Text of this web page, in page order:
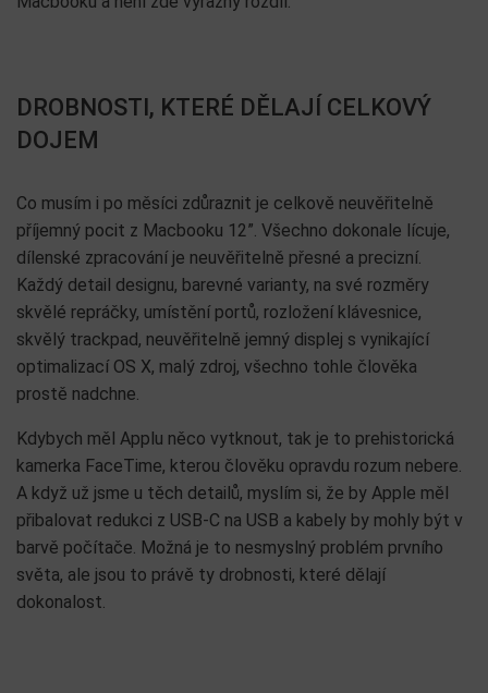
DROBNOSTI, KTERÉ DĚLAJÍ CELKOVÝ
DOJEM
Co musím i po měsíci zdůraznit je celkově neuvěřitelně
příjemný pocit z Macbooku 12”. Všechno dokonale lícuje,
dílenské zpracování je neuvěřitelně přesné a precizní.
Každý detail designu, barevné varianty, na své rozměry
skvělé repráčky, umístění portů, rozložení klávesnice,
skvělý trackpad, neuvěřitelně jemný displej s vynikající
optimalizací OS X, malý zdroj, všechno tohle člověka
prostě nadchne.
Kdybych měl Applu něco vytknout, tak je to prehistorická
kamerka FaceTime, kterou člověku opravdu rozum nebere.
A když už jsme u těch detailů, myslím si, že by Apple měl
přibalovat redukci z USB-C na USB a kabely by mohly být v
barvě počítače. Možná je to nesmyslný problém prvního
světa, ale jsou to právě ty drobnosti, které dělají
dokonalost.